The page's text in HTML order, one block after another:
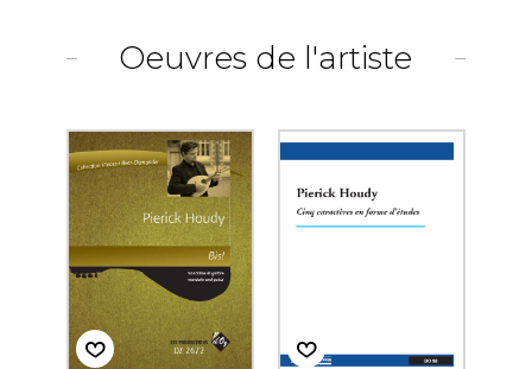
Oeuvres de l'artiste